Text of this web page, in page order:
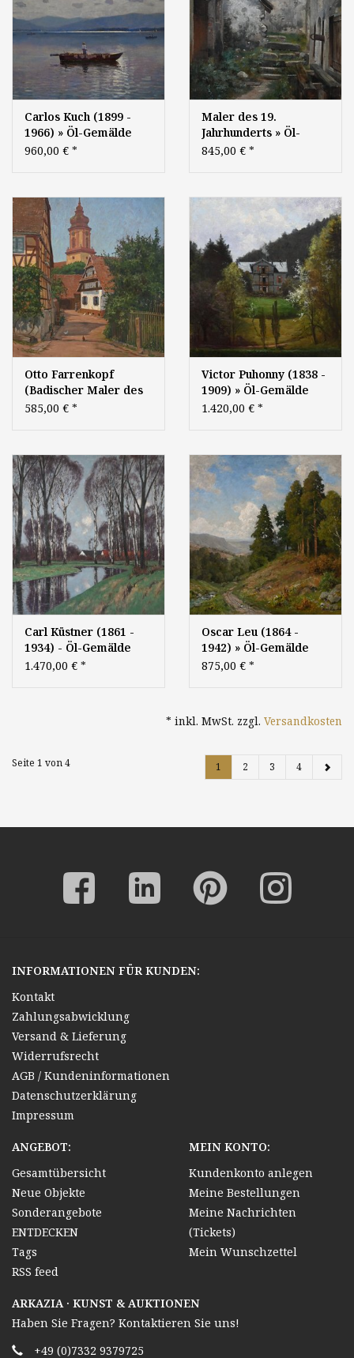
Carlos Kuch (1899 -
1966) » Öl-Gemälde
Süddeutsche Malerei
Malerschule
960,00 € *
Maler des 19.
Jahrhunderts » Öl-
Gemälde Realismus
845,00 € *
Otto Farrenkopf
(Badischer Maler des
frühen 20.
Schwarzwald Baden
Ortenau
585,00 € *
Victor Puhonny (1838 -
1909) » Öl-Gemälde
Realismus
Badischer Maler
1.420,00 € *
Carl Küstner (1861 -
1934) - Öl-Gemälde
Landschaft Klassische
1.470,00 € *
Oscar Leu (1864 -
1942) » Öl-Gemälde
Realismus
Landschaftsgemälde
875,00 € *
* inkl. MwSt. zzgl. Versandkosten
Seite 1 von 4 1 2 3 4
INFORMATIONEN FÜR KUNDEN:
Kontakt
Zahlungsabwicklung
Versand & Lieferung
Widerrufsrecht
AGB / Kundeninformationen
Datenschutzerklärung
Impressum
ANGEBOT:
Gesamtübersicht
Neue Objekte
Sonderangebote
ENTDECKEN
Tags
RSS feed
MEIN KONTO:
Kundenkonto anlegen
Meine Bestellungen
Meine Nachrichten
(Tickets)
Mein Wunschzettel
ARKAZIA · KUNST & AUKTIONEN
Haben Sie Fragen? Kontaktieren Sie uns!
+49 (0)7332 9379725